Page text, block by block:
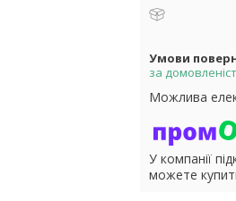
за
У компанії
можете